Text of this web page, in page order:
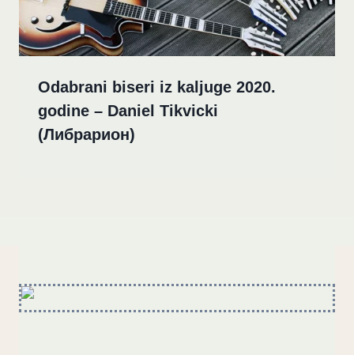
Odabrani biseri iz kaljuge 2020.
godine – Daniel Tikvicki
(Либрарион)